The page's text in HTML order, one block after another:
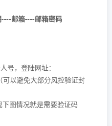
邮箱----邮箱密码
号，登陆网址：
以避免大部分风控验证封
图情况就是需要验证码